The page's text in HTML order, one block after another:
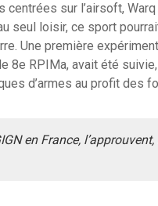
sur l’airsoft,
seul loisir, ce sport
Une première
8e RPIMa, avait été
d’armes au profit des
en France,